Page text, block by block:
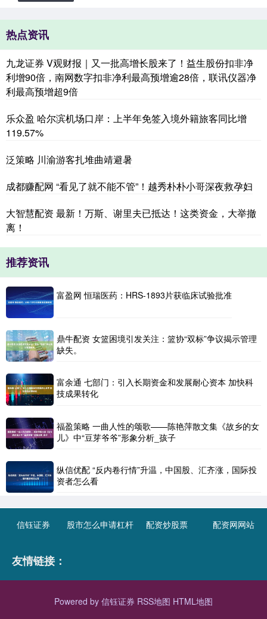
热点资讯
九龙证券 V观财报｜又一批高增长股来了！益生股份扣非净
利增90倍，南网数字扣非净利最高预增逾28倍，联讯仪器净
利最高预增超9倍
乐众盈 哈尔滨机场口岸：上半年免签入境外籍旅客同比增
119.57%
泛策略 川渝游客扎堆曲靖避暑
成都赚配网 “看见了就不能不管”！越秀朴朴小哥深夜救孕妇
大智慧配资 最新！万斯、谢里夫已抵达！这类资金，大举撤
离！
推荐资讯
富盈网 恒瑞医药：HRS-1893片获临床试验批准
鼎牛配资 女篮困境引发关注：篮协“双标”争议揭示管理
缺失。
富余通 七部门：引入长期资金和发展耐心资本 加快科
技成果转化
福盈策略 一曲人性的颂歌——陈艳萍散文集《故乡的女
儿》中“豆芽爷爷”形象分析_孩子
纵信优配 “反内卷行情”升温，中国股、汇齐涨，国际投
资者怎么看
信钰证券 股市怎么申请杠杆 配资炒股票 配资网网站
友情链接：
Powered by 信钰证券 RSS地图 HTML地图